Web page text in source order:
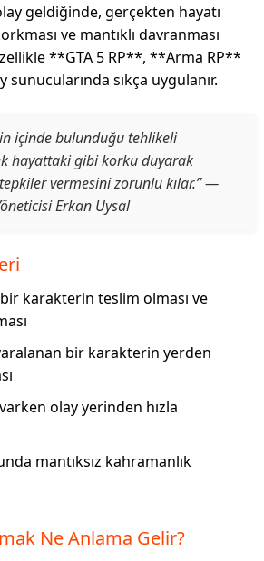
geldiğinde, gerçekten hayatı
ve mantıklı davranması
**GTA 5 RP**, **Arma RP**
sıkça uygulanır.
içinde bulunduğu tehlikeli
hayattaki gibi korku duyarak
vermesini zorunlu kılar.” —
Erkan Uysal
karakterin teslim olması ve
bir karakterin yerden
olay yerinden hızla
mantıksız kahramanlık
Ne Anlama Gelir?